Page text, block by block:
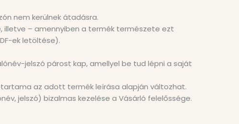
nem kerülnek átadásra.
– amennyiben a termék természete ezt
ek letöltése).
jelszó párost kap, amellyel be tud lépni a saját
az adott termék leírása alapján változhat.
jelszó) bizalmas kezelése a Vásárló felelőssége.